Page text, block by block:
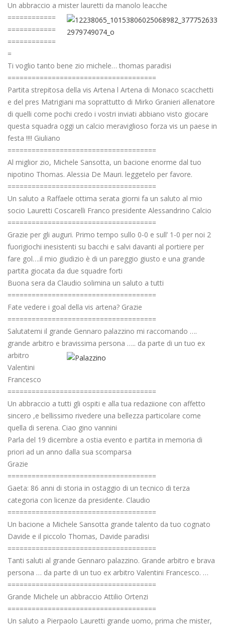
Un abbraccio a mister lauretti da manolo leacche
============
============
============
=
Ti voglio tanto bene zio michele… thomas paradisi
=====================================
Partita strepitosa della vis Artena l Artena di Monaco scacchetti
e del pres Matrigiani ma soprattutto di Mirko Granieri allenatore
di quelli come pochi credo i vostri inviati abbiano visto giocare
questa squadra oggi un calcio meraviglioso forza vis un paese in
festa !!!! Giuliano
=====================================
Al miglior zio, Michele Sansotta, un bacione enorme dal tuo
nipotino Thomas. Alessia De Mauri. leggetelo per favore.
=====================================
Un saluto a Raffaele ottima serata giorni fa un saluto al mio
socio Lauretti Coscarelli Franco presidente Alessandrino Calcio
=====================================
Grazie per gli auguri. Primo tempo sullo 0-0 e sull’ 1-0 per noi 2
fuorigiochi inesistenti su bacchi e salvi davanti al portiere per
fare gol….il mio giudizio è di un pareggio giusto e una grande
partita giocata da due squadre forti
Buona sera da Claudio solimina un saluto a tutti
=====================================
Fate vedere i goal della vis artena? Grazie
=====================================
Salutatemi il grande Gennaro palazzino mi raccomando ….
grande arbitro e bravissima persona ….. da parte di un tuo ex
arbitro
Valentini
Francesco
=====================================
Un abbraccio a tutti gli ospiti e alla tua redaziione con affetto
sincero ,e bellissimo rivedere una bellezza particolare come
quella di serena. Ciao gino vannini
Parla del 19 dicembre a ostia evento e partita in memoria di
priori ad un anno dalla sua scomparsa
Grazie
=====================================
Gaeta: 86 anni di storia in ostaggio di un tecnico di terza
categoria con licenze da presidente. Claudio
=====================================
Un bacione a Michele Sansotta grande talento da tuo cognato
Davide e il piccolo Thomas, Davide paradisi
=====================================
Tanti saluti al grande Gennaro palazzino. Grande arbitro e brava
persona … da parte di un tuo ex arbitro Valentini Francesco. …
=====================================
Grande Michele un abbraccio Attilio Ortenzi
=====================================
Un saluto a Pierpaolo Lauretti grande uomo, prima che mister,